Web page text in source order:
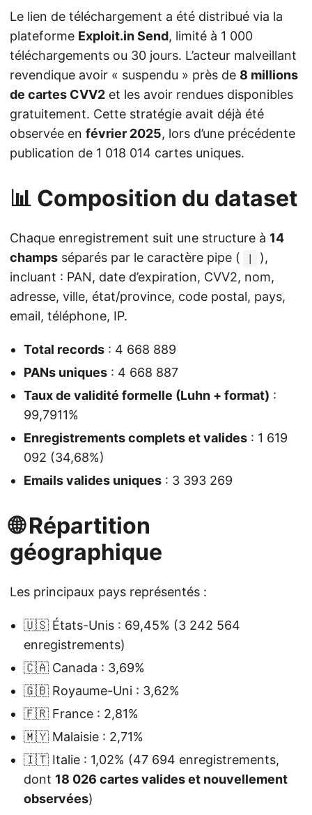
Le lien de téléchargement a été distribué via la
plateforme Exploit.in Send, limité à 1 000
téléchargements ou 30 jours. L’acteur malveillant
revendique avoir « suspendu » près de 8 millions
de cartes CVV2 et les avoir rendues disponibles
gratuitement. Cette stratégie avait déjà été
observée en février 2025, lors d’une précédente
publication de 1 018 014 cartes uniques.
📊 Composition du dataset
Chaque enregistrement suit une structure à 14
champs séparés par le caractère pipe (
),
incluant : PAN, date d’expiration, CVV2, nom,
adresse, ville, état/province, code postal, pays,
email, téléphone, IP.
Total records : 4 668 889
PANs uniques : 4 668 887
Taux de validité formelle (Luhn + format) :
99,7911%
Enregistrements complets et valides : 1 619
092 (34,68%)
Emails valides uniques : 3 393 269
🌐 Répartition
géographique
Les principaux pays représentés :
🇺🇸 États-Unis : 69,45% (3 242 564
enregistrements)
🇨🇦 Canada : 3,69%
🇬🇧 Royaume-Uni : 3,62%
🇫🇷 France : 2,81%
🇲🇾 Malaisie : 2,71%
🇮🇹 Italie : 1,02% (47 694 enregistrements,
dont 18 026 cartes valides et nouvellement
observées)